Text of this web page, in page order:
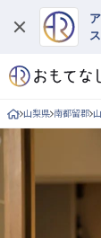
ログイン
求人・
就職・
おもて
山梨県 南都留郡